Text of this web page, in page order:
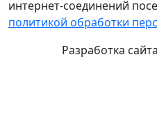
интернет-соединений
политикой обработки
Разработка